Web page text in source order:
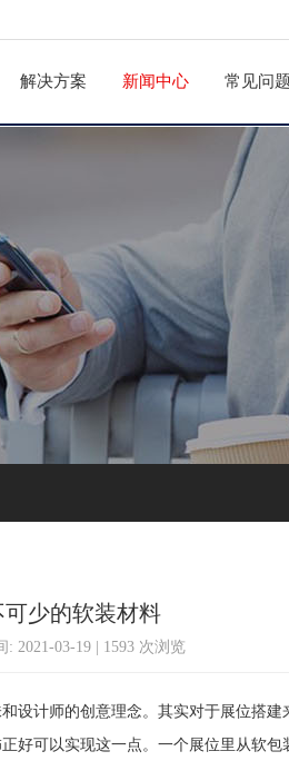
解决方案 新闻中心 常见问题
少的软装材料
2021-03-19 | 1593 次浏览
计师的创意理念。其实对于展位搭建
好可以实现这一点。一个展位里从软包